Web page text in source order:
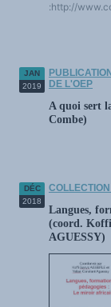
:http://
JAN
2019
DE L'OEP
A quoi sert
Combe)
DÉC
2018
Langues,
(coord.
AGUESSY)